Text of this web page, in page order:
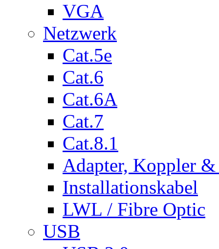
VGA
Netzwerk
Cat.5e
Cat.6
Cat.6A
Cat.7
Cat.8.1
Adapter, Koppler &
Installationskabel
LWL / Fibre Optic
USB